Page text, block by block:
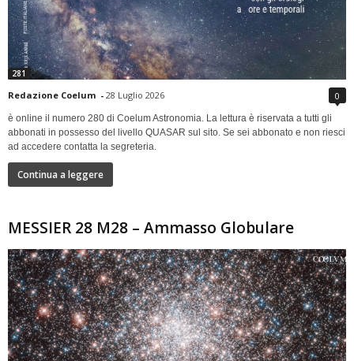
281
Redazione Coelum - 28 Luglio 2026 0
è online il numero 280 di Coelum Astronomia. La lettura è riservata a tutti gli
abbonati in possesso del livello QUASAR sul sito. Se sei abbonato e non riesci
ad accedere contatta la segreteria.
Continua a leggere
MESSIER 28 M28 – Ammasso Globulare